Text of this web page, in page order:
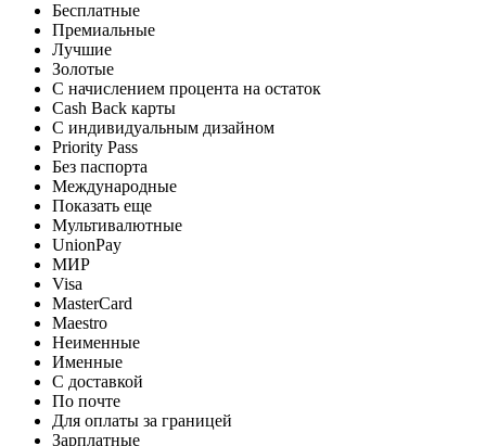
Бесплатные
Премиальные
Лучшие
Золотые
С начислением процента на остаток
Cash Back карты
С индивидуальным дизайном
Priority Pass
Без паспорта
Международные
Показать еще
Мультивалютные
UnionPay
МИР
Visa
MasterCard
Maestro
Неименные
Именные
С доставкой
По почте
Для оплаты за границей
Зарплатные